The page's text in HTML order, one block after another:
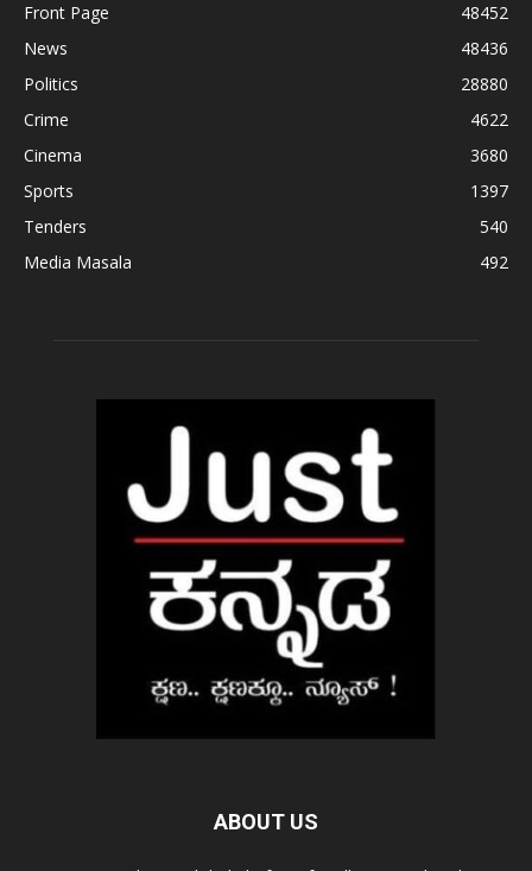
Front Page
48452
News
48436
Politics
28880
Crime
4622
Cinema
3680
Sports
1397
Tenders
540
Media Masala
492
ABOUT US